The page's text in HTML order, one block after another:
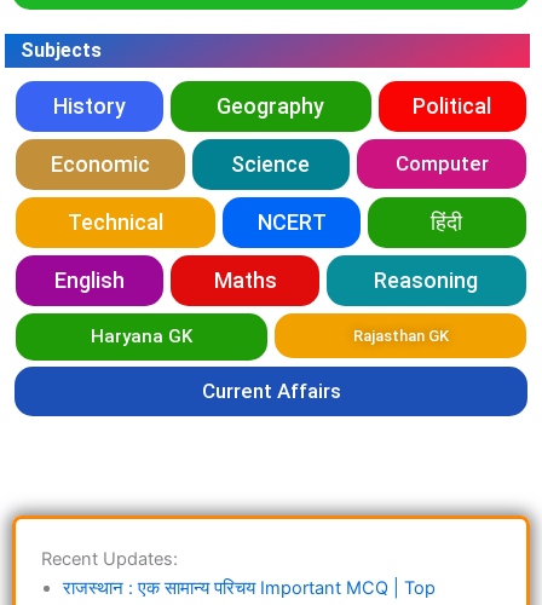
Subjects
History Geography Political
Economic Science Computer
Technical NCERT हिंदी
English Maths Reasoning
Haryana GK Rajasthan GK
Current Affairs
Recent Updates:
राजस्थान : एक सामान्य परिचय Important MCQ | Top